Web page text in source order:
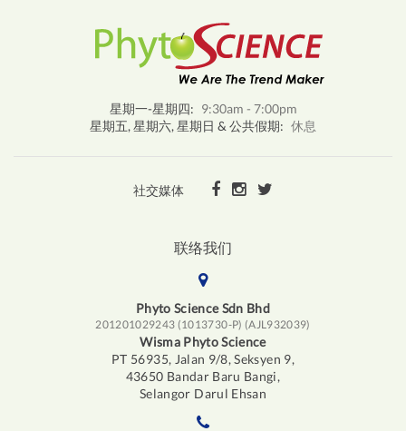
星期一-星期四: 9:30am - 7:00pm
星期五, 星期六, 星期日 & 公共假期: 休息
社交媒体
联络我们
Phyto Science Sdn Bhd
201201029243 (1013730-P) (AJL932039)
Wisma Phyto Science
PT 56935, Jalan 9/8, Seksyen 9,
43650 Bandar Baru Bangi,
Selangor Darul Ehsan